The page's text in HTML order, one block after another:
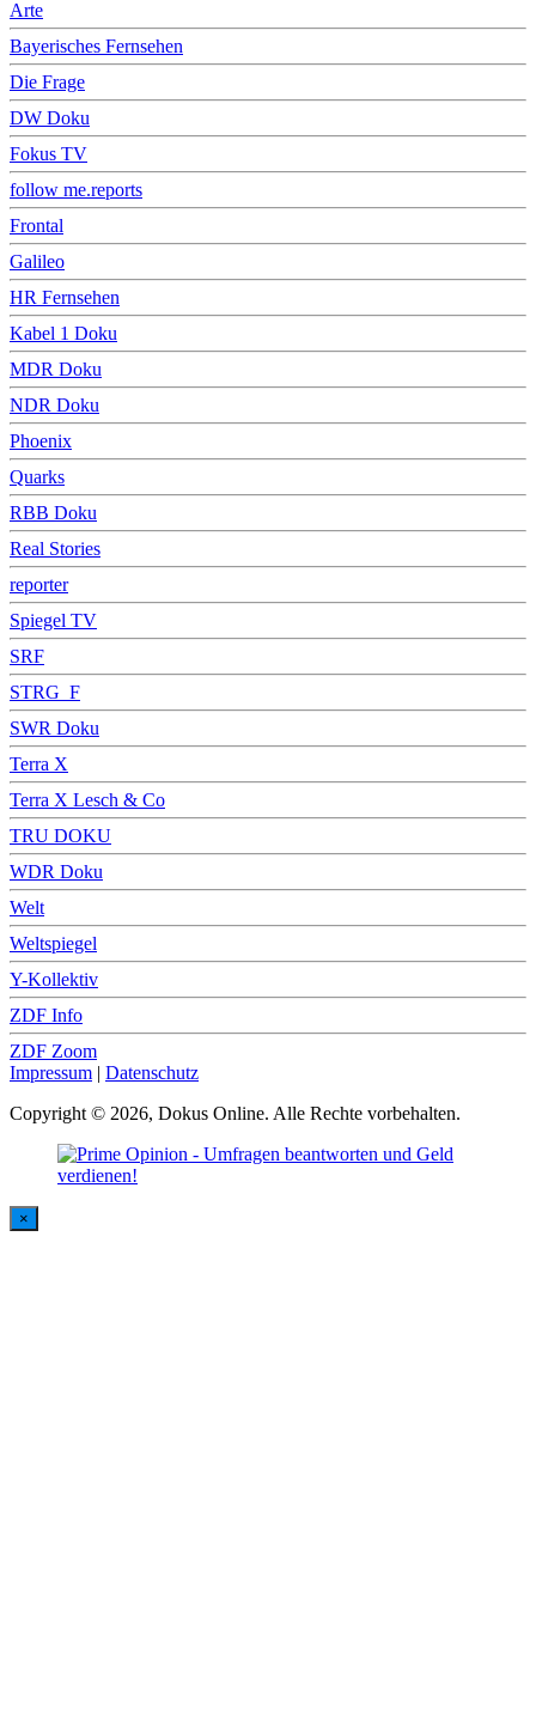
Arte
Bayerisches Fernsehen
Die Frage
DW Doku
Fokus TV
follow me.reports
Frontal
Galileo
HR Fernsehen
Kabel 1 Doku
MDR Doku
NDR Doku
Phoenix
Quarks
RBB Doku
Real Stories
reporter
Spiegel TV
SRF
STRG_F
SWR Doku
Terra X
Terra X Lesch & Co
TRU DOKU
WDR Doku
Welt
Weltspiegel
Y-Kollektiv
ZDF Info
ZDF Zoom
Impressum | Datenschutz
Copyright © 2026, Dokus Online. Alle Rechte vorbehalten.
×